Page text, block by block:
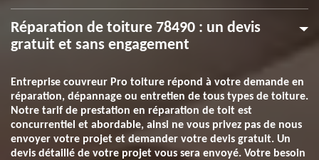
Réparation de toiture 78490 : un devis
gratuit et sans engagement
Entreprise couvreur Pro toiture répond à votre demande en
réparation, dépannage ou entretien de tous types de toiture.
Notre tarif de prestation en réparation de toit est
concurrentiel et abordable, ainsi ne vous privez pas de nous
envoyer votre projet et demander votre devis gratuit. Un
devis détaillé de votre projet vous sera envoyé. Votre besoin